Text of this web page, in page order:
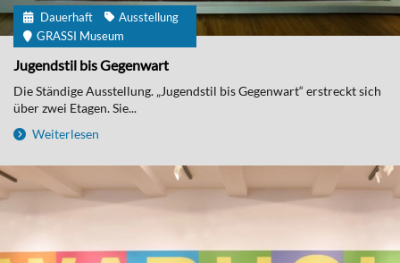
Dauerhaft
Ausstellung
GRASSI Museum
Jugendstil bis Gegenwart
Die Ständige Ausstellung. „Jugendstil bis Gegenwart“ erstreckt sich
über zwei Etagen. Sie...
Weiterlesen